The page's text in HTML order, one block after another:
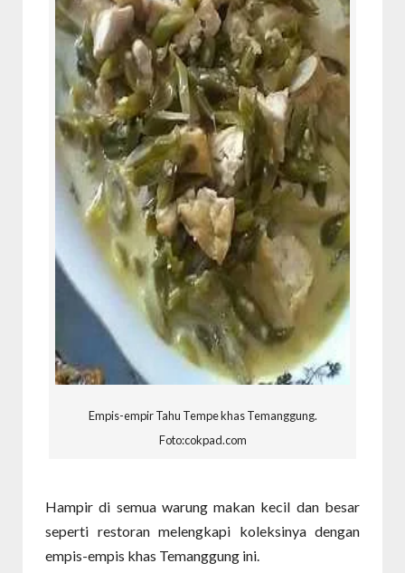
Empis-empir Tahu Tempe khas Temanggung.
Foto:cokpad.com
Hampir di semua warung makan kecil dan besar
seperti restoran melengkapi koleksinya dengan
empis-empis khas Temanggung ini.